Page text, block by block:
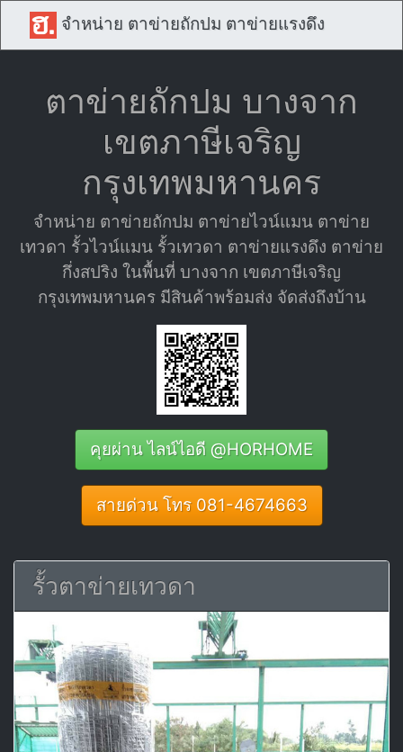
จำหน่าย ตาข่ายถักปม ตาข่ายแรงดึง
ตาข่ายถักปม บางจาก
เขตภาษีเจริญ
กรุงเทพมหานคร
จำหน่าย ตาข่ายถักปม ตาข่ายไวน์แมน ตาข่าย
เทวดา รั้วไวน์แมน รั้วเทวดา ตาข่ายแรงดึง ตาข่าย
กึ่งสปริง ในพื้นที่ บางจาก เขตภาษีเจริญ
กรุงเทพมหานคร มีสินค้าพร้อมส่ง จัดส่งถึงบ้าน
คุยผ่าน ไลน์ไอดี @HORHOME
สายด่วน โทร 081-4674663
รั้วตาข่ายเทวดา